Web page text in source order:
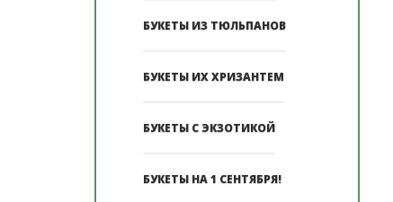
БУКЕТЫ ИЗ ТЮЛЬПАНОВ
БУКЕТЫ ИХ ХРИЗАНТЕМ
БУКЕТЫ С ЭКЗОТИКОЙ
БУКЕТЫ НА 1 СЕНТЯБРЯ!